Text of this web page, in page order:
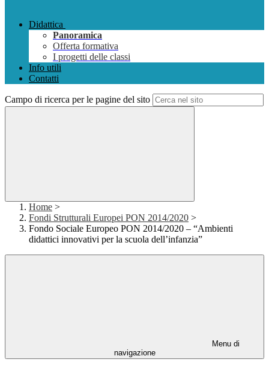
Didattica
Panoramica
Offerta formativa
I progetti delle classi
Info utili
Contatti
Campo di ricerca per le pagine del sito
Home >
Fondi Strutturali Europei PON 2014/2020 >
Fondo Sociale Europeo PON 2014/2020 – “Ambienti
didattici innovativi per la scuola dell’infanzia”
Menu di
navigazione